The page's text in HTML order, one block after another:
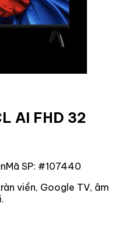
AI FHD 32
Mã SP: #107440
viền, Google TV, âm